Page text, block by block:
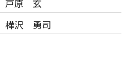
戸原 玄
樺沢 勇司